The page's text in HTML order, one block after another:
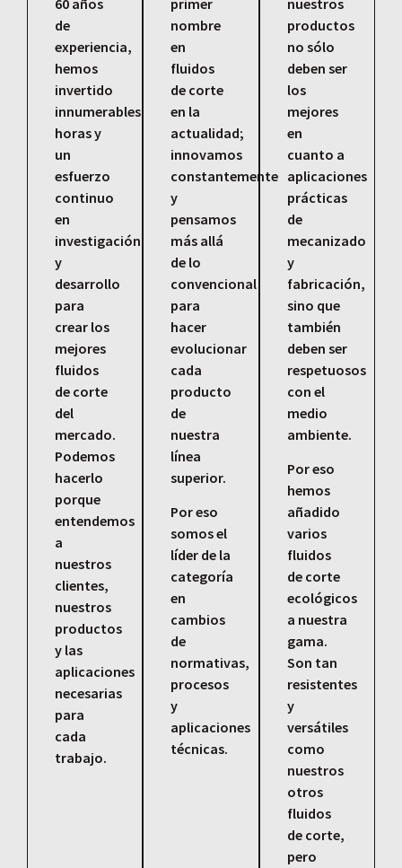
60 años
de
experiencia,
hemos
invertido
innumerables
horas y
un
esfuerzo
continuo
en
investigación
y
desarrollo
para
crear los
mejores
fluidos
de corte
del
mercado.
Podemos
hacerlo
porque
entendemos
a
nuestros
clientes,
nuestros
productos
y las
aplicaciones
necesarias
para
cada
trabajo.
primer
nombre
en
fluidos
de corte
en la
actualidad;
innovamos
constantemente
y
pensamos
más allá
de lo
convencional
para
hacer
evolucionar
cada
producto
de
nuestra
línea
superior.
Por eso
somos el
líder de la
categoría
en
cambios
de
normativas,
procesos
y
aplicaciones
técnicas.
nuestros
productos
no sólo
deben ser
los
mejores
en
cuanto a
aplicaciones
prácticas
de
mecanizado
y
fabricación,
sino que
también
deben ser
respetuosos
con el
medio
ambiente.
Por eso
hemos
añadido
varios
fluidos
de corte
ecológicos
a nuestra
gama.
Son tan
resistentes
y
versátiles
como
nuestros
otros
fluidos
de corte,
pero